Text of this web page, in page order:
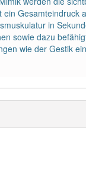
ein Gesamteindruck
in
sowie dazu
wie der Gestik